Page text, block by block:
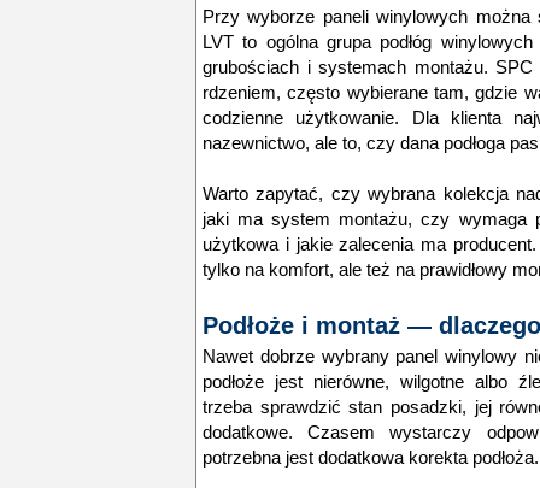
Przy wyborze paneli winylowych
LVT to ogólna grupa podłóg
grubościach i systemach montażu.
rdzeniem, często wybierane tam, gdzie
codzienne użytkowanie. Dla klienta
nazewnictwo, ale to, czy dana podłoga
Warto zapytać, czy wybrana kolekcja
jaki ma system montażu, czy wymaga
użytkowa i jakie zalecenia ma
tylko na komfort, ale też na prawidłowy
Podłoże i montaż —
Nawet dobrze wybrany panel winylowy
podłoże jest nierówne, wilgotne albo
trzeba sprawdzić stan posadzki, jej
dodatkowe. Czasem wystarczy
potrzebna jest dodatkowa korekta podłoża.